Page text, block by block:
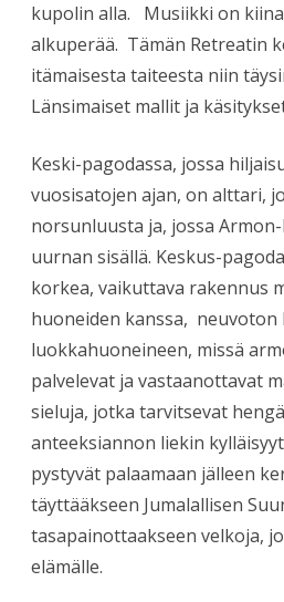
kupolin alla. Musiikki on
alkuperää. Tämän Retreatin
itämaisesta taiteesta niin
Länsimaiset mallit ja
Keski-pagodassa, jossa
vuosisatojen ajan, on alttari,
norsunluusta ja, jossa
uurnan sisällä. Keskus-
korkea, vaikuttava rakennus
huoneiden kanssa, neuvoton
luokkahuoneineen, missä
palvelevat ja vastaanottavat
sieluja, jotka tarvitsevat
anteeksiannon liekin
pystyvät palaamaan jälleen
täyttääkseen Jumalallisen
tasapainottaakseen velkoja,
elämälle.